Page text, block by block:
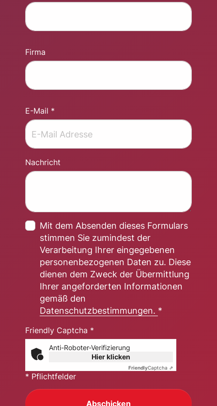
Firma
E-Mail *
Nachricht
Mit dem Absenden dieses Formulars
stimmen Sie zumindest der
Verarbeitung Ihrer eingegebenen
personenbezogenen Daten zu. Diese
dienen dem Zweck der Übermittlung
Ihrer angeforderten Informationen
gemäß den
Datenschutzbestimmungen. *
Friendly Captcha *
Anti-Roboter-Verifizierung
Hier klicken
FriendlyCaptcha ⇗
* Pflichtfelder
Abschicken